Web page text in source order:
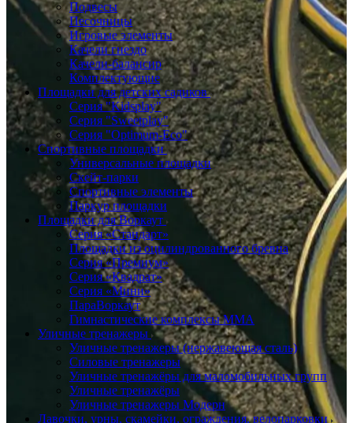
Подвесы
Песочницы
Игровые элементы
Качели гнездо
Качели-балансир
Комплектующие
Площадки для детских садиков
Серия "Kidsplay"
Серия "Sweetplay"
Серия "Оptimum-Еco"
Спортивные площадки
Универсальные площадки
Скейт-парки
Спортивные элементы
Паркур площадки
Площадки для Воркаут
Серия «Стандарт»
Площадки из оцилиндрованного бревна
Серия «Премиум»
Серия «Квадрат»
Серия «Мини»
ПараВоркаут
Гимнастические комплексы ММА
Уличные тренажеры
Уличные тренажеры (нержавеющая сталь)
Силовые тренажеры
Уличные тренажёры для маломобильных групп
Уличные тренажёры
Уличные тренажеры Модерн
Лавочки, урны, скамейки, ограждения, велопарковки